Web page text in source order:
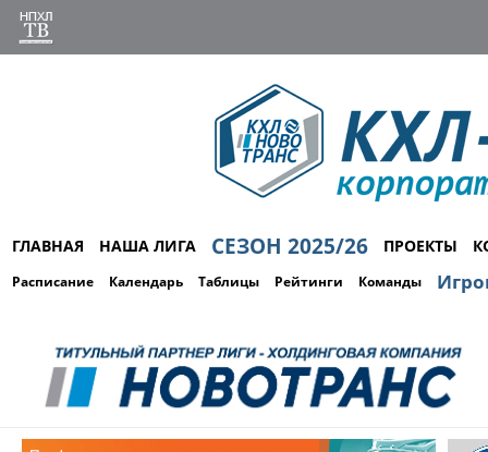
ГЛАВНАЯ НАША ЛИГА СЕЗОН 2025/26 ПРОЕКТЫ
Расписание Календарь Таблицы Рейтинги Команды